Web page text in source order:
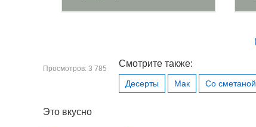
Просмотров: 3 785 Смотрите также:
Десерты Мак Со сметаной
Это вкусно